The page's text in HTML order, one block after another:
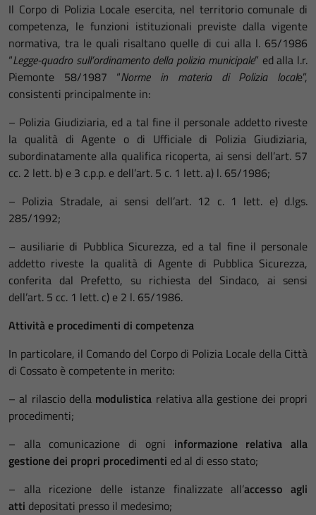
Il Corpo di Polizia Locale esercita, nel territorio comunale di
competenza, le funzioni istituzionali previste dalla vigente
normativa, tra le quali risaltano quelle di cui alla l. 65/1986
“Legge-quadro sull’ordinamento della polizia municipale” ed alla l.r.
Piemonte 58/1987 “Norme in materia di Polizia locale”,
consistenti principalmente in:
– Polizia Giudiziaria, ed a tal fine il personale addetto riveste
la qualità di Agente o di Ufficiale di Polizia Giudiziaria,
subordinatamente alla qualifica ricoperta, ai sensi dell’art. 57
cc. 2 lett. b) e 3 c.p.p. e dell’art. 5 c. 1 lett. a) l. 65/1986;
– Polizia Stradale, ai sensi dell’art. 12 c. 1 lett. e) d.lgs.
285/1992;
– ausiliarie di Pubblica Sicurezza, ed a tal fine il personale
addetto riveste la qualità di Agente di Pubblica Sicurezza,
conferita dal Prefetto, su richiesta del Sindaco, ai sensi
dell’art. 5 cc. 1 lett. c) e 2 l. 65/1986.
Attività e procedimenti di competenza
In particolare, il Comando del Corpo di Polizia Locale della Città
di Cossato è competente in merito:
– al rilascio della modulistica relativa alla gestione dei propri
procedimenti;
– alla comunicazione di ogni informazione relativa alla
gestione dei propri procedimenti ed al di esso stato;
– alla ricezione delle istanze finalizzate all’accesso agli
atti depositati presso il medesimo;